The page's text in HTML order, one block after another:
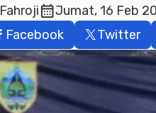
Fahrojicalendar_monthJumat, 16 Feb
Facebook
Twitter